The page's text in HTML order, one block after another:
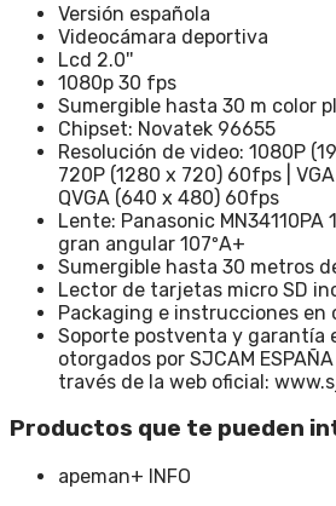
Versión española
Videocámara deportiva
Lcd 2.0''
1080p 30 fps
Sumergible hasta 30 m color
Chipset: Novatek 96655
Resolución de video: 1080P
720P (1280 x 720) 60fps |
QVGA (640 x 480) 60fps
Lente: Panasonic MN34110PA
gran angular 107ºA+
Sumergible hasta 30 metros
Lector de tarjetas micro SD
Packaging e instrucciones en
Soporte postventa y garantía
otorgados por SJCAM
través de la web oficial:
Productos que te pueden
apeman+ INFO